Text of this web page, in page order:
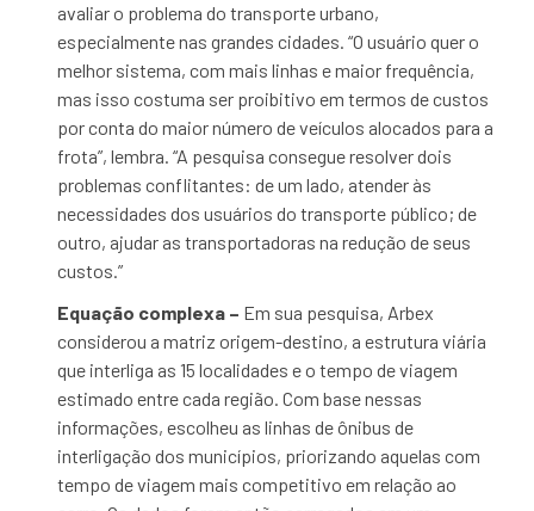
avaliar o problema do transporte urbano,
especialmente nas grandes cidades. “O usuário quer o
melhor sistema, com mais linhas e maior frequência,
mas isso costuma ser proibitivo em termos de custos
por conta do maior número de veículos alocados para a
frota”, lembra. “A pesquisa consegue resolver dois
problemas conflitantes: de um lado, atender às
necessidades dos usuários do transporte público; de
outro, ajudar as transportadoras na redução de seus
custos.”
Equação complexa – Em sua pesquisa, Arbex
considerou a matriz origem-destino, a estrutura viária
que interliga as 15 localidades e o tempo de viagem
estimado entre cada região. Com base nessas
informações, escolheu as linhas de ônibus de
interligação dos municípios, priorizando aquelas com
tempo de viagem mais competitivo em relação ao